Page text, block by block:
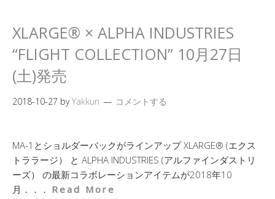
XLARGE® × ALPHA INDUSTRIES
“FLIGHT COLLECTION” 10月27日
(土)発売
2018-10-27 byYakkun コメントする
MA-1とショルダーバックがラインアップ XLARGE® (エクス
トララージ） と ALPHA INDUSTRIES (アルファインダストリ
ーズ） の最新コラボレーションアイテムが2018年10
月．．． Read More